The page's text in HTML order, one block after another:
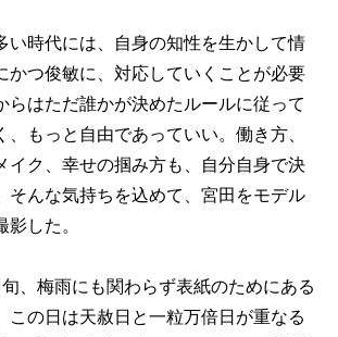
時代には、自身の知性を生かして情
かつ俊敏に、対応していくことが必要
らはただ誰かが決めたルールに従って
、もっと自由であっていい。働き方、
イク、幸せの掴み方も、自分自身で決
そんな気持ちを込めて、宮田をモデル
した。
、梅雨にも関わらず表紙のためにある
この日は天赦日と一粒万倍日が重なる